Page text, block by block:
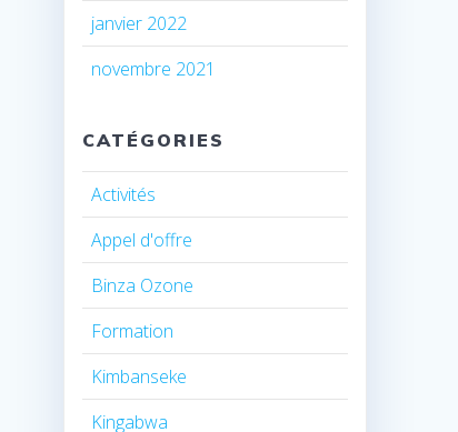
janvier 2022
novembre 2021
CATÉGORIES
Activités
Appel d'offre
Binza Ozone
Formation
Kimbanseke
Kingabwa